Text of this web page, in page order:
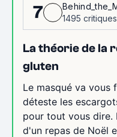
7
1495 critiques
La théorie de la
gluten
Le masqué va vous
déteste les
pour tout vous
d'un repas de Noël